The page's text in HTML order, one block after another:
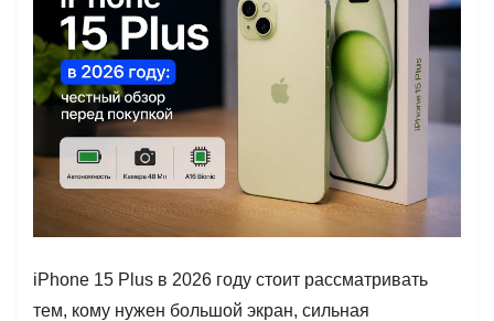
iPhone 15 Plus в 2026 году стоит рассматривать
тем, кому нужен большой экран, сильная